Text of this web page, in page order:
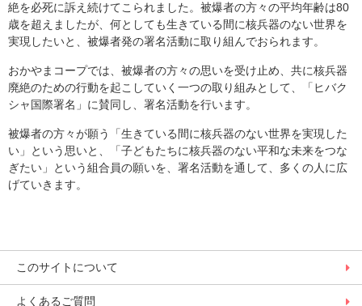
絶を必死に訴え続けてこられました。被爆者の方々の平均年齢は80
歳を超えましたが、何としても生きている間に核兵器のない世界を
実現したいと、被爆者発の署名活動に取り組んでおられます。
おかやまコープでは、被爆者の方々の思いを受け止め、共に核兵器
廃絶のための行動を起こしていく一つの取り組みとして、「ヒバク
シャ国際署名」に賛同し、署名活動を行います。
被爆者の方々が願う「生きている間に核兵器のない世界を実現した
い」という思いと、「子どもたちに核兵器のない平和な未来をつな
ぎたい」という組合員の願いを、署名活動を通して、多くの人に広
げていきます。
このサイトについて
よくあるご質問